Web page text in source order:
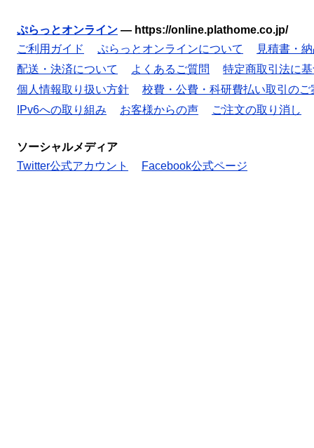
ぷらっとオンライン — https://online.plathome.co.jp/
ご利用ガイド
ぷらっとオンラインについて
見積書・
配送・決済について
よくあるご質問
特定商取引法に
個人情報取り扱い方針
校費・公費・科研費払い取引のご
IPv6への取り組み
お客様からの声 ご注文の取り消し
ソーシャルメディア
Twitter公式アカウント
Facebook公式ページ